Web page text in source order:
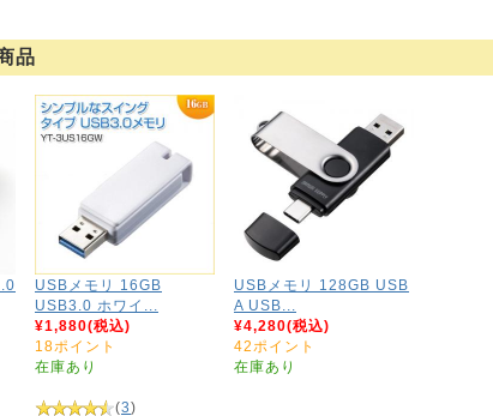
品
USBメモリ 16GB
USB3.0 ホワイ...
¥1,880(税込)
18ポイント
在庫あり
(3)
USBメモリ 128GB USB
A USB...
¥4,280(税込)
42ポイント
在庫あり